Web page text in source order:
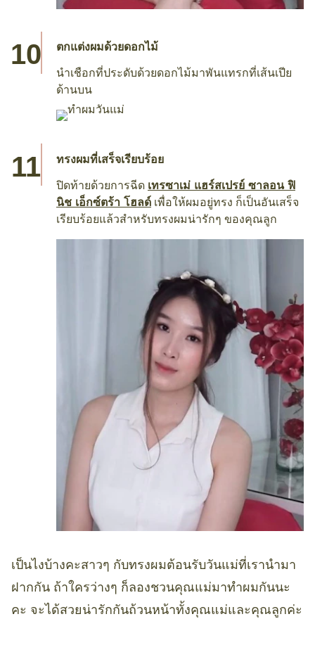
ตกแต่งผมด้วยดอกไม้
นำเชือกที่ประดับด้วยดอกไม้มาพันแทรกที่เส้นเปีย
ด้านบน
ทรงผมที่เสร็จเรียบร้อย
ปิดท้ายด้วยการฉีด เทรซาเม่ แฮร์สเปรย์ ซาลอน ฟิ
นิช เอ็กซ์ตร้า โฮลด์ เพื่อให้ผมอยู่ทรง ก็เป็นอันเสร็จ
เรียบร้อยแล้วสำหรับทรงผมน่ารักๆ ของคุณลูก
เป็นไงบ้างคะสาวๆ กับทรงผมต้อนรับวันแม่ที่เรานำมา
ฝากกัน ถ้าใครว่างๆ ก็ลองชวนคุณแม่มาทำผมกันนะ
คะ จะได้สวยน่ารักกันถ้วนหน้าทั้งคุณแม่และคุณลูกค่ะ